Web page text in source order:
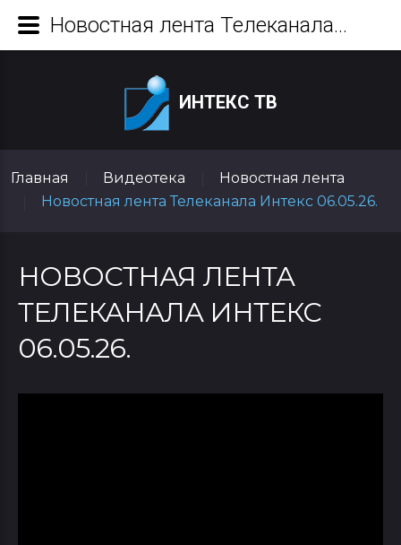
ИНТЕКС ТВ
Главная Видеотека
Новостная лента
Новостная лента Телеканала Интекс 06.05.26.
НОВОСТНАЯ ЛЕНТА
ТЕЛЕКАНАЛА ИНТЕКС
06.05.26.
Новостная лента Телеканала Интекс 06.05.26.